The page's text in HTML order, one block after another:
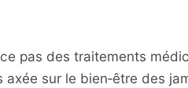
pas des traitements
sur le bien‑être des